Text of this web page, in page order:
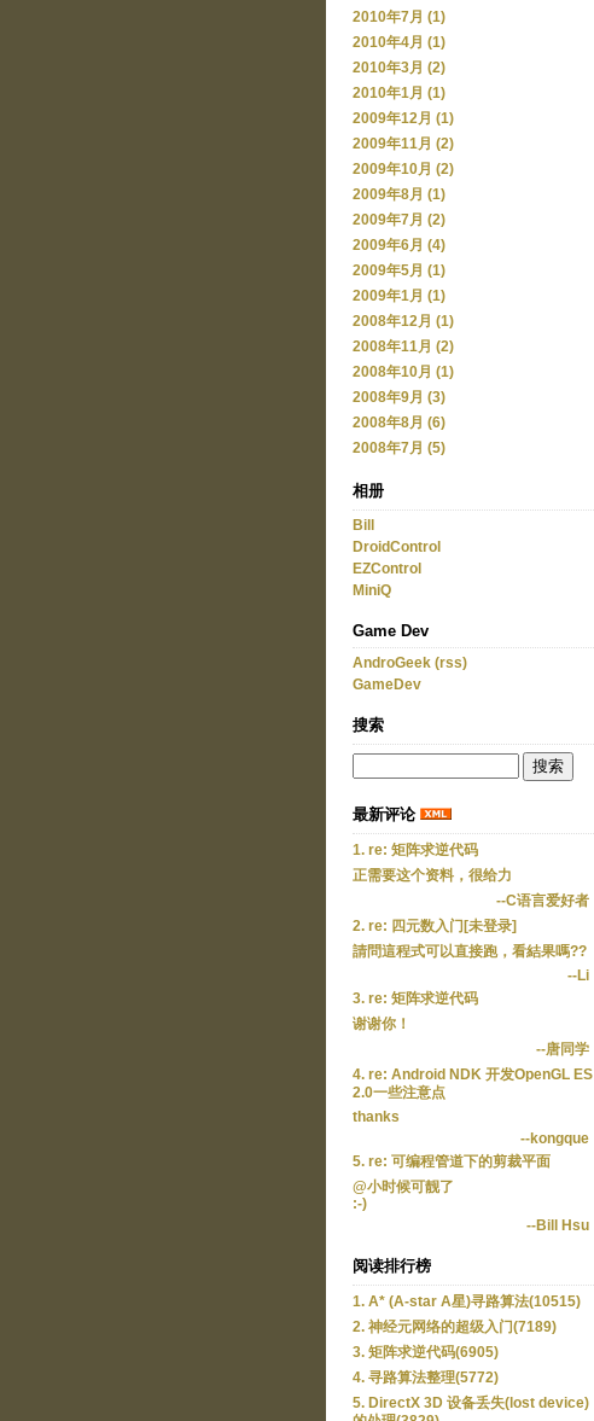
2010年7月 (1)
2010年4月 (1)
2010年3月 (2)
2010年1月 (1)
2009年12月 (1)
2009年11月 (2)
2009年10月 (2)
2009年8月 (1)
2009年7月 (2)
2009年6月 (4)
2009年5月 (1)
2009年1月 (1)
2008年12月 (1)
2008年11月 (2)
2008年10月 (1)
2008年9月 (3)
2008年8月 (6)
2008年7月 (5)
相册
Bill
DroidControl
EZControl
MiniQ
Game Dev
AndroGeek (rss)
GameDev
搜索
最新评论
1. re: 矩阵求逆代码
正需要这个资料，很给力
--C语言爱好者
2. re: 四元数入门[未登录]
請問這程式可以直接跑，看結果嗎??
--Li
3. re: 矩阵求逆代码
谢谢你！
--唐同学
4. re: Android NDK 开发OpenGL ES
2.0一些注意点
thanks
--kongque
5. re: 可编程管道下的剪裁平面
@小时候可靓了
:-)
--Bill Hsu
阅读排行榜
1. A* (A-star A星)寻路算法(10515)
2. 神经元网络的超级入门(7189)
3. 矩阵求逆代码(6905)
4. 寻路算法整理(5772)
5. DirectX 3D 设备丢失(lost device)